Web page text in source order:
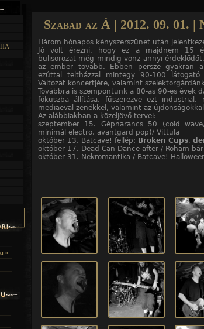
Szabad az Á | 2012. 09. 01.
Három hónapos kényszerszünet után
Jó volt érezni, hogy ez a majdnem 15
bulisorozat még mindig vonz annyi
az ember tovább. Ebben persze gyakran
ezúttal teltházzal mintegy 90-100
Változat koncertjére, valamint
Továbbra is szempontunk a 80-as 90-es évek
fókuszba állítása, fűszerezve ezt industrial,
mediaeval zenékkel, valamint az
Az alábbiakban a közeljövő tervei:
szeptember 15. Gépnarancs 50 (cold
minimál electro, avantgard pop)/ Vittula
október 13. Batcave! fellép: Broken Cups,
október 17. Dead Can Dance after / Roham bár
október 31. Nekromantika / Batcave!
»